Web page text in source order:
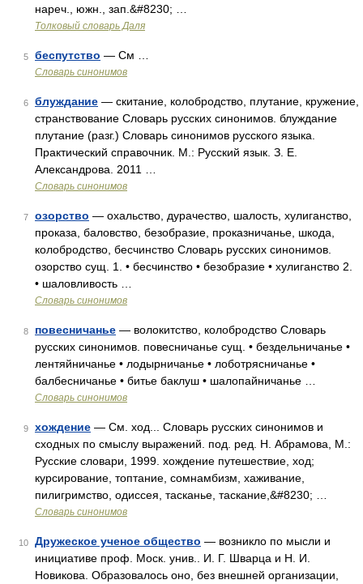
нареч., южн., зап.&#8230; …
Толковый словарь Даля
5 беспутство — См …
Словарь синонимов
6 блуждание — скитание, колобродство, плутание, кружение,
странствование Словарь русских синонимов. блуждание
плутание (разг.) Словарь синонимов русского языка.
Практический справочник. М.: Русский язык. З. Е.
Александрова. 2011 …
Словарь синонимов
7 озорство — охальство, дурачество, шалость, хулиганство,
проказа, баловство, безобразие, проказничанье, шкода,
колобродство, бесчинство Словарь русских синонимов.
озорство сущ. 1. • бесчинство • безобразие • хулиганство 2.
• шаловливость …
Словарь синонимов
8 повесничанье — волокитство, колобродство Словарь
русских синонимов. повесничанье сущ. • бездельничанье •
лентяйничанье • лодырничанье • лоботрясничанье •
балбесничанье • битье баклуш • шалопайничанье …
Словарь синонимов
9 хождение — См. ход... Словарь русских синонимов и
сходных по смыслу выражений. под. ред. Н. Абрамова, М.:
Русские словари, 1999. хождение путешествие, ход;
курсирование, топтание, сомнамбизм, хаживание,
пилигримство, одиссея, тасканье, таскание,&#8230; …
Словарь синонимов
10 Дружеское ученое общество — возникло по мысли и
инициативе проф. Моск. унив.. И. Г. Шварца и Н. И.
Новикова. Образовалось оно, без внешней организации,